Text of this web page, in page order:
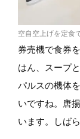
空自空上げを定食
券売機で食券
はん、スープ
パルスの機体
いですね。唐
います。しば